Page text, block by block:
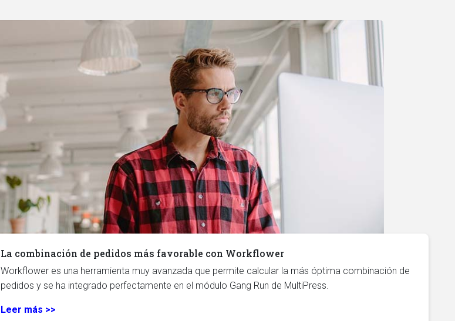
La combinación de pedidos más favorable con Workflower
Workflower es una herramienta muy avanzada que permite calcular la más óptima combinación de
pedidos y se ha integrado perfectamente en el módulo Gang Run de MultiPress.
Leer más >>